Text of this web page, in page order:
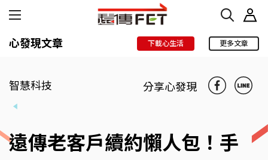
心發現文章 下載心生活 更多文章
智慧科技 分享心發現
遠傳老客戶續約懶人包！手